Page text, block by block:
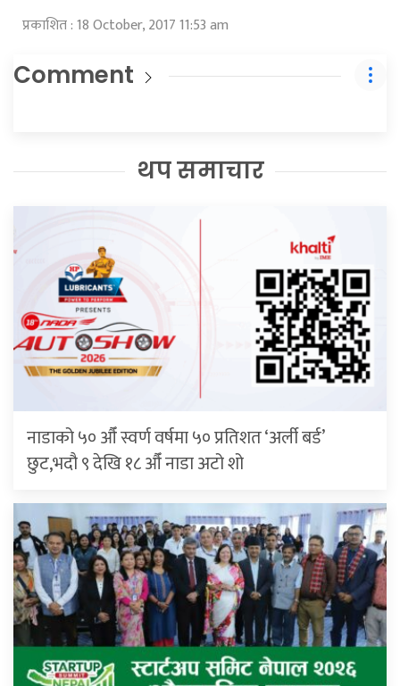
प्रकाशित : 18 October, 2017 11:53 am
Comment
थप समाचार
नाडाको ५० औँ स्वर्ण वर्षमा ५० प्रतिशत ‘अर्ली बर्ड’
छुट,भदौ ९ देखि १८ औँ नाडा अटो शो